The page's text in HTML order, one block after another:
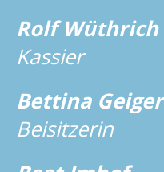
Rolf Wüthrich
Kassier
Bettina Geiger
Beisitzerin